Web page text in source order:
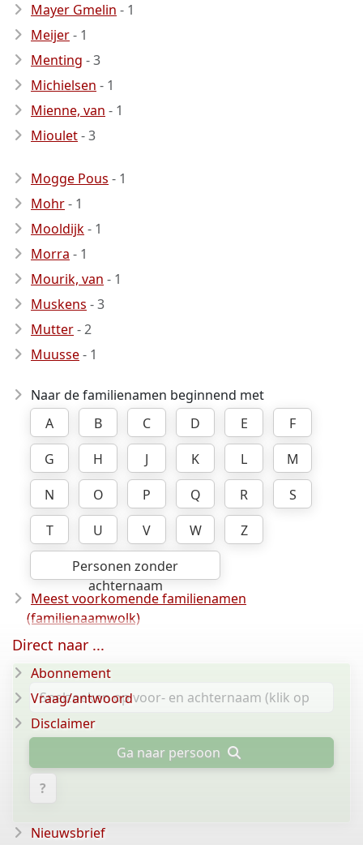
Mayer Gmelin - 1
Meijer- 1
Menting - 3
Michielsen - 1
Mienne, van - 1
Mioulet- 3
Mogge Pous - 1
Mohr- 1
Mooldijk- 1
Morra - 1
Mourik, van - 1
Muskens - 3
Mutter- 2
Muusse- 1
Naar de familienamen beginnend met
A
B C D E
F
G
H J K L
M
N
O P Q R
S
T
U V W
Z
Personen zonder
achternaam
Meest voorkomende familienamen
(familienaamwolk)
Ga naar persoon
?
Direct naar ...
Abonnement
Vraag/antwoord
Disclaimer
Nieuwsbrief